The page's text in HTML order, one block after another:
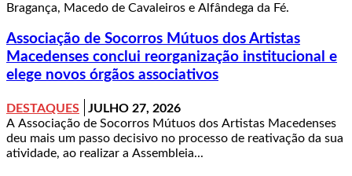
Bragança, Macedo de Cavaleiros e Alfândega da Fé.
Associação de Socorros Mútuos dos Artistas
Macedenses conclui reorganização institucional e
elege novos órgãos associativos
DESTAQUES
JULHO 27, 2026
A Associação de Socorros Mútuos dos Artistas Macedenses
deu mais um passo decisivo no processo de reativação da sua
atividade, ao realizar a Assembleia...